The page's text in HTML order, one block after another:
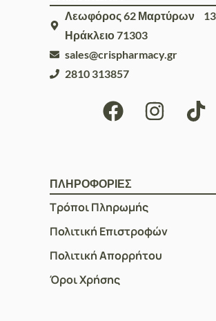
Λεωφόρος 62 Μαρτύρων
Ηράκλειο 71303
sales@crispharmacy.gr
2810 313857
ΠΛΗΡΟΦΟΡΙΕΣ
Τρόποι Πληρωμής
Πολιτική Επιστροφών
Πολιτική Απορρήτου
Όροι Χρήσης